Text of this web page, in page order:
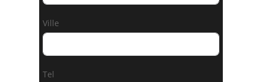
Ville
Tel